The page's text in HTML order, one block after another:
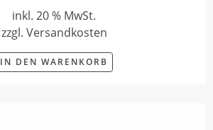
inkl. 20 % MwSt.
zzgl. Versandkosten
IN DEN WARENKORB